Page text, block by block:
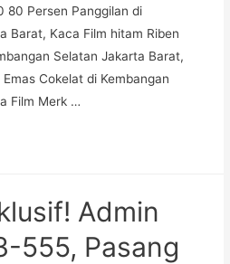
80 Persen Panggilan di
Barat, Kaca Film hitam Riben
Selatan Jakarta Barat,
Cokelat di Kembangan
Film Merk …
Admin
555, Pasang